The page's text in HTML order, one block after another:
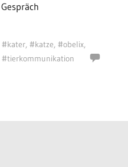
#kater, #katze, #obelix,
#tierkommunikation